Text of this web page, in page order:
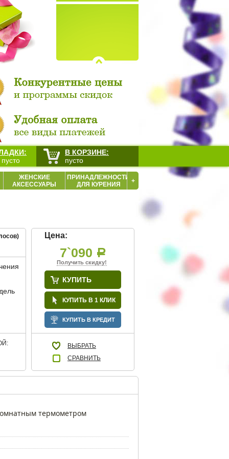
ЖЕНСКИЕ
АКСЕССУАРЫ
ПРИНАДЛЕЖНОСТИ
ДЛЯ КУРЕНИЯ
+
Цена:
7`090 Р
Получить скидку!
КУПИТЬ
КУПИТЬ В 1 КЛИК
КУПИТЬ В КРЕДИТ
ВЫБРАТЬ
СРАВНИТЬ
термометром
В КОРЗИНЕ:
пусто